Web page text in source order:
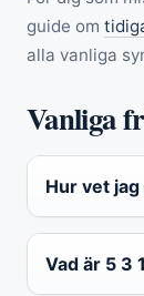
guide om
alla vanliga
Vanliga
Hur vet
Vad är 5 3